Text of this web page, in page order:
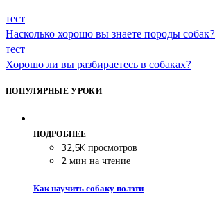
тест
Насколько хорошо вы знаете породы собак?
тест
Хорошо ли вы разбираетесь в собаках?
ПОПУЛЯРНЫЕ УРОКИ
ПОДРОБНЕЕ
32,5K просмотров
2 мин на чтение
Как научить собаку ползти